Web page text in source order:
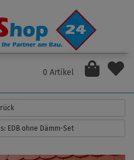
0 Artikel
EDB ohne Dämm-Set